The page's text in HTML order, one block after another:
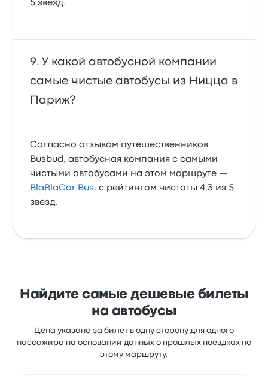
5 звезд.
У какой автобусной компании
самые чистые автобусы из Ницца в
Париж?
Согласно отзывам путешественников
Busbud, автобусная компания с самыми
чистыми автобусами на этом маршруте —
BlaBlaCar Bus, с рейтингом чистоты 4.3 из 5
звезд.
Найдите самые дешевые билеты
на автобусы
Цена указана за билет в одну сторону для одного
пассажира на основании данных о прошлых поездках по
этому маршруту.